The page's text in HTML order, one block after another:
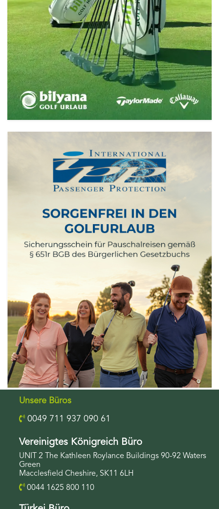
Unsere Büros
0049 711 937 090 61
Vereinigtes Königreich Büro
UNIT 2 The Kathleen Roylance Buildings 90-92 Waters
Green
Macclesfield Cheshire, SK11 6LH
0044 1625 800 110